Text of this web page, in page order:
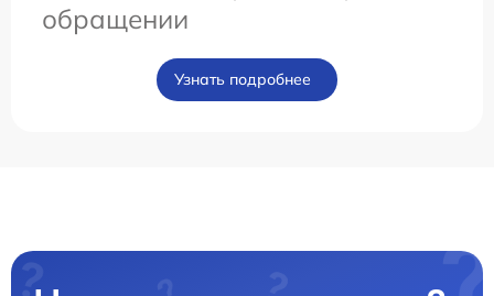
обращении
Узнать подробнее